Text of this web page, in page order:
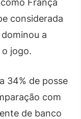
França
considerada
a
jogo.
34% de posse
com
de banco